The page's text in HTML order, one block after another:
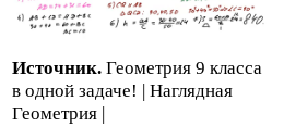
Источник.Геометрия 9 класса
в одной задаче! | Наглядная
Геометрия |